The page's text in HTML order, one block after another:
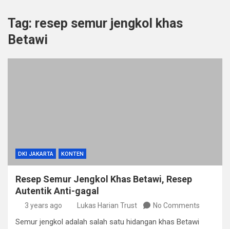
Tag: resep semur jengkol khas
Betawi
DKI JAKARTA KONTEN
Resep Semur Jengkol Khas Betawi, Resep
Autentik Anti-gagal
3 years ago Lukas Harian Trust No Comments
Semur jengkol adalah salah satu hidangan khas Betawi